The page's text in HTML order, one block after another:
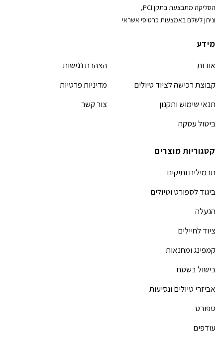
הסליקה מתבצעת בתקן PCI,
וניתן לשלם באמצעות כרטיסי אשראי
מידע
אודות
קבוצת רכישה לציוד טיולים
תנאי שימוש ותקנון
ביטול עסקה
הצהרת נגישות
מדיניות פרטיות
צור קשר
קטגוריות מוצרים
תרמילים ותיקים
ביגוד לספורט וטיולים
הנעלה
ציוד לחיילים
קמפינג ומחנאות
בישול בשטח
אביזרי טיולים ונסיעות
ספורט
עודפים